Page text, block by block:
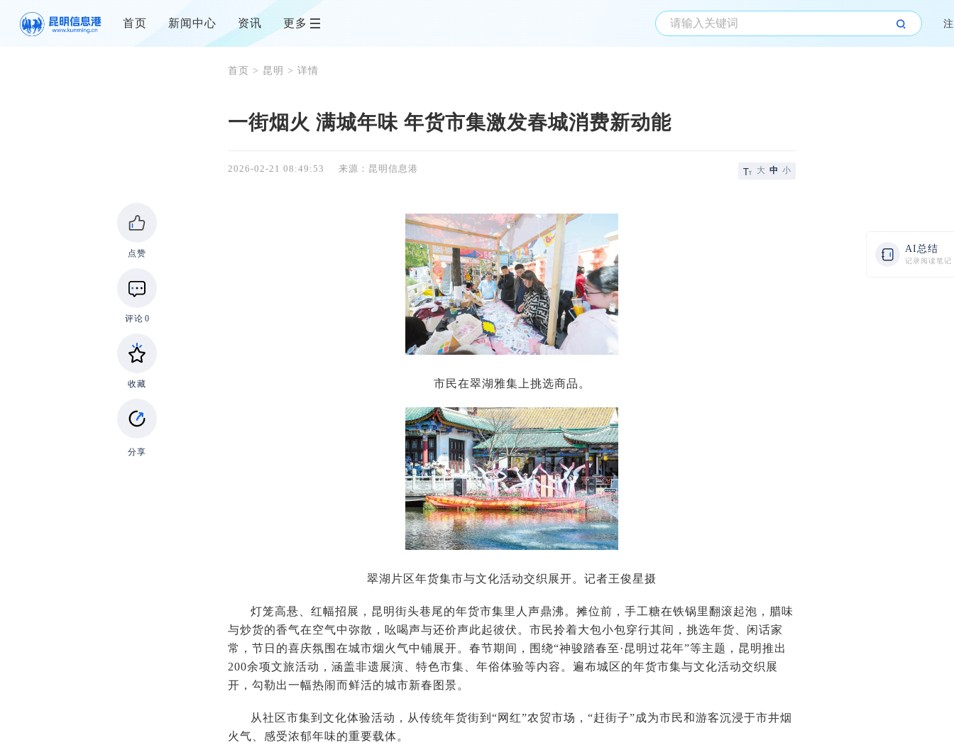
首页 新闻中心 资讯 更多
点赞
评论 0
收藏
分享
AI总结
记录阅读笔记
首页 > 昆明 > 详情
一街烟火 满城年味 年货市集激发春城消费新动能
2026-02-21 08:49:53 来源：昆明信息港 大 中 小
市民在翠湖雅集上挑选商品。
翠湖片区年货集市与文化活动交织展开。记者王俊星摄
灯笼高悬、红幅招展，昆明街头巷尾的年货市集里人声鼎沸。摊位前，手工糖在铁锅里翻滚起泡，腊味
与炒货的香气在空气中弥散，吆喝声与还价声此起彼伏。市民拎着大包小包穿行其间，挑选年货、闲话家
常，节日的喜庆氛围在城市烟火气中铺展开。春节期间，围绕“神骏踏春至·昆明过花年”等主题，昆明推出
200余项文旅活动，涵盖非遗展演、特色市集、年俗体验等内容。遍布城区的年货市集与文化活动交织展
开，勾勒出一幅热闹而鲜活的城市新春图景。
从社区市集到文化体验活动，从传统年货街到“网红”农贸市场，“赶街子”成为市民和游客沉浸于市井烟
火气、感受浓郁年味的重要载体。